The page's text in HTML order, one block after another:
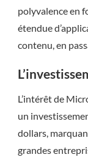
polyvalence en
étendue
contenu, en
L’intérêt de
un
dollars,
grandes